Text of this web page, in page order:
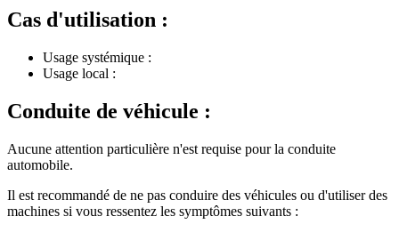
Cas d'utilisation :
Usage systémique :
Usage local :
Conduite de véhicule :
Aucune attention particulière n'est requise pour la conduite
automobile.
Il est recommandé de ne pas conduire des véhicules ou d'utiliser des
machines si vous ressentez les symptômes suivants :